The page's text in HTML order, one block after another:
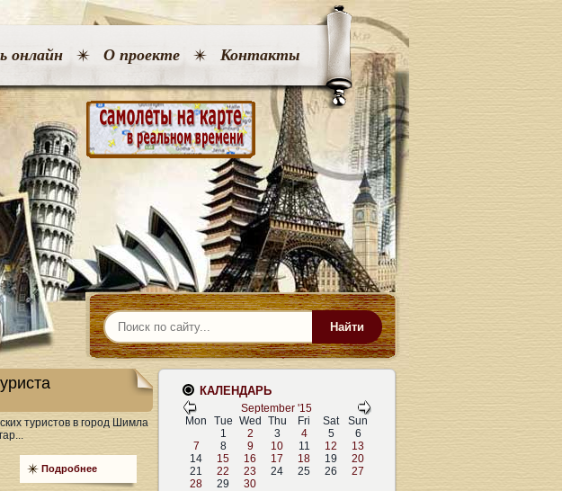
онлайн О проекте Контакты
Найти
туристов в город Шимла
Подробнее
КАЛЕНДАРЬ
September '15
Mon
Tue Wed Thu Fri Sat
Sun
1
2 3 4 5
6
7
8 9 10 11 12
13
14
15 16 17 18 19
20
21
22 23 24 25 26
27
28
29 30